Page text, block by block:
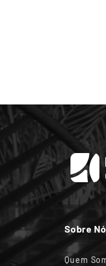
Sobre
Quem